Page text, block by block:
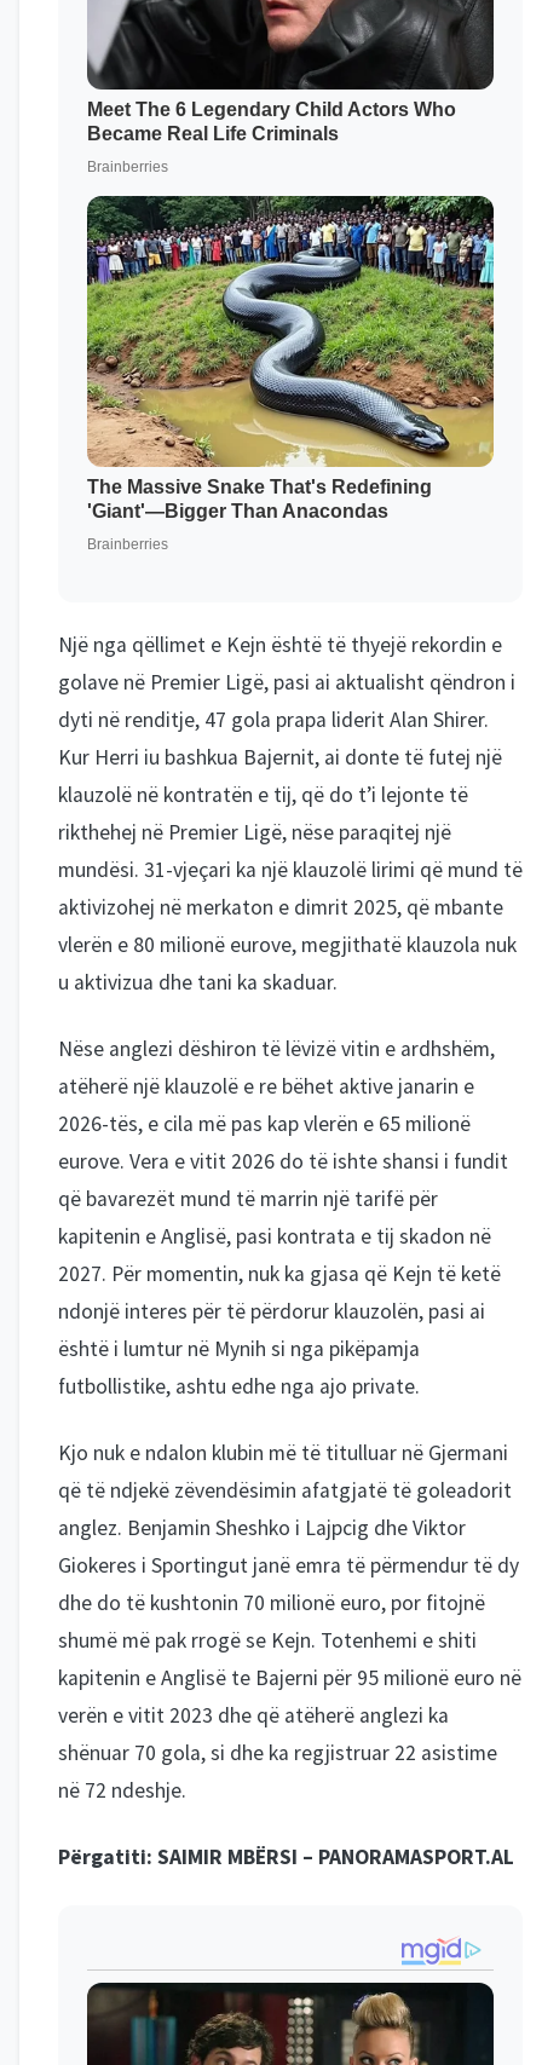
Një nga qëllimet e Kejn është të thyejë rekordin e
golave në Premier Ligë, pasi ai aktualisht qëndron i
dyti në renditje, 47 gola prapa liderit Alan Shirer.
Kur Herri iu bashkua Bajernit, ai donte të futej një
klauzolë në kontratën e tij, që do t’i lejonte të
rikthehej në Premier Ligë, nëse paraqitej një
mundësi. 31-vjeçari ka një klauzolë lirimi që mund të
aktivizohej në merkaton e dimrit 2025, që mbante
vlerën e 80 milionë eurove, megjithatë klauzola nuk
u aktivizua dhe tani ka skaduar.
Nëse anglezi dëshiron të lëvizë vitin e ardhshëm,
atëherë një klauzolë e re bëhet aktive janarin e
2026-tës, e cila më pas kap vlerën e 65 milionë
eurove. Vera e vitit 2026 do të ishte shansi i fundit
që bavarezët mund të marrin një tarifë për
kapitenin e Anglisë, pasi kontrata e tij skadon në
2027. Për momentin, nuk ka gjasa që Kejn të ketë
ndonjë interes për të përdorur klauzolën, pasi ai
është i lumtur në Mynih si nga pikëpamja
futbollistike, ashtu edhe nga ajo private.
Kjo nuk e ndalon klubin më të titulluar në Gjermani
që të ndjekë zëvendësimin afatgjatë të goleadorit
anglez. Benjamin Sheshko i Lajpcig dhe Viktor
Giokeres i Sportingut janë emra të përmendur të dy
dhe do të kushtonin 70 milionë euro, por fitojnë
shumë më pak rrogë se Kejn. Totenhemi e shiti
kapitenin e Anglisë te Bajerni për 95 milionë euro në
verën e vitit 2023 dhe që atëherë anglezi ka
shënuar 70 gola, si dhe ka regjistruar 22 asistime
në 72 ndeshje.
Përgatiti: SAIMIR MBËRSI – PANORAMASPORT.AL